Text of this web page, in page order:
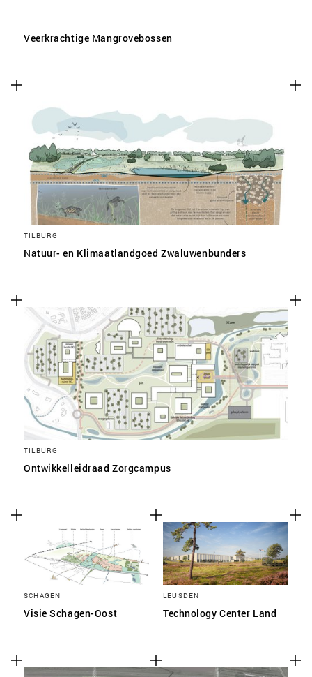
Veerkrachtige Mangrovebossen
TILBURG
Natuur- en Klimaatlandgoed Zwaluwenbunders
TILBURG
Ontwikkelleidraad Zorgcampus
SCHAGEN
Visie Schagen-Oost
LEUSDEN
Technology Center Land